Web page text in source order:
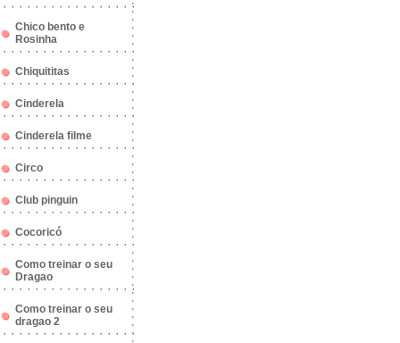
Chico bento e
Rosinha
Chiquititas
Cinderela
Cinderela filme
Circo
Club pinguin
Cocoricó
Como treinar o seu
Dragao
Como treinar o seu
dragao 2